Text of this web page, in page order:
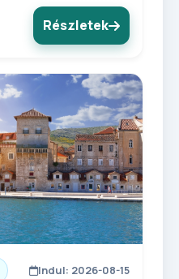
Részletek
Indul: 2026-08-15